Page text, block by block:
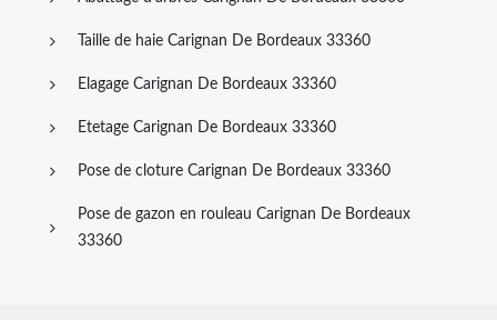
Taille de haie Carignan De Bordeaux 33360
Elagage Carignan De Bordeaux 33360
Etetage Carignan De Bordeaux 33360
Pose de cloture Carignan De Bordeaux 33360
Pose de gazon en rouleau Carignan De Bordeaux
33360